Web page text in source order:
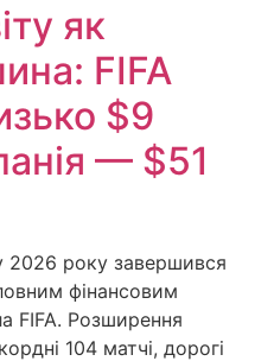
як
FIFA
$9
— $51
2026 року завершився
фінансовим
FIFA. Розширення
104 матчі, дорогі